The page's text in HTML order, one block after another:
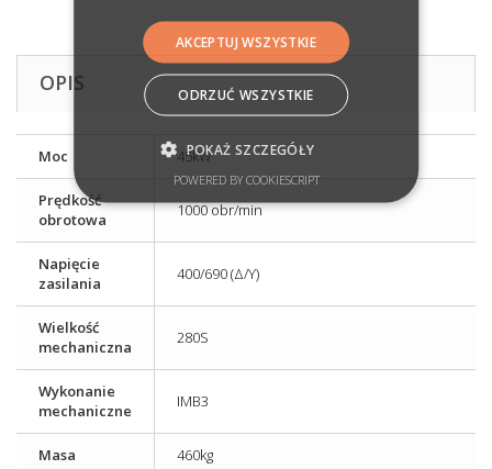
OPIS
Moc 45kW
Prędkość
obrotowa
1000 obr/min
Napięcie
zasilania
400/690 (Δ/Y)
Wielkość
mechaniczna
280S
Wykonanie
mechaniczne
IMB3
Masa 460kg
AKCEPTUJ WSZYSTKIE
ODRZUĆ WSZYSTKIE
POKAŻ SZCZEGÓŁY
POWERED BY COOKIESCRIPT